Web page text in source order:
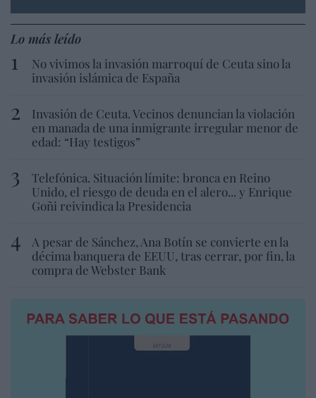
Lo más leído
No vivimos la invasión marroquí de Ceuta sino la
invasión islámica de España
Invasión de Ceuta. Vecinos denuncian la violación
en manada de una inmigrante irregular menor de
edad: “Hay testigos”
Telefónica. Situación límite: bronca en Reino
Unido, el riesgo de deuda en el alero... y Enrique
Goñi reivindica la Presidencia
A pesar de Sánchez, Ana Botín se convierte en la
décima banquera de EEUU, tras cerrar, por fin, la
compra de Webster Bank